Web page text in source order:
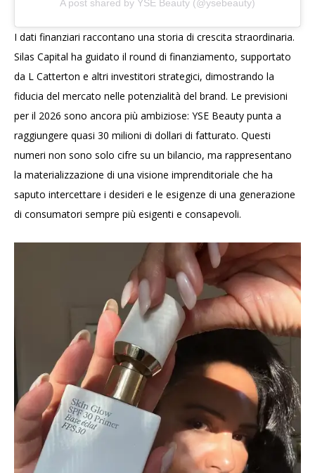
A post shared by YSE Beauty (@ysebeauty)
I dati finanziari raccontano una storia di crescita straordinaria.
Silas Capital ha guidato il round di finanziamento, supportato
da L Catterton e altri investitori strategici, dimostrando la
fiducia del mercato nelle potenzialità del brand. Le previsioni
per il 2026 sono ancora più ambiziose: YSE Beauty punta a
raggiungere quasi 30 milioni di dollari di fatturato. Questi
numeri non sono solo cifre su un bilancio, ma rappresentano
la materializzazione di una visione imprenditoriale che ha
saputo intercettare i desideri e le esigenze di una generazione
di consumatori sempre più esigenti e consapevoli.